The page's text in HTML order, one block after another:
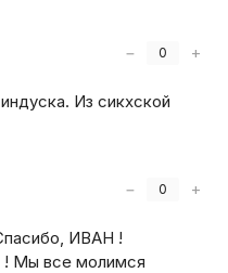
− 0 +
Из сикхской
− 0 +
ИВАН !
Мы все молимся